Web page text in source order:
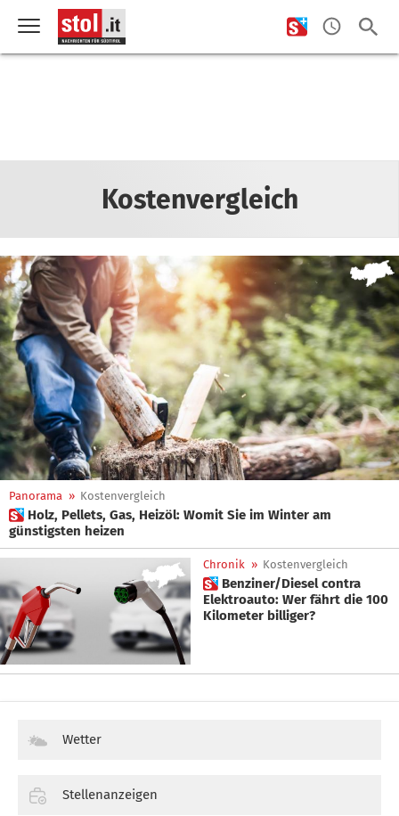
Kostenvergleich
Panorama » Kostenvergleich
 Holz, Pellets, Gas, Heizöl: Womit Sie im Winter am
günstigsten heizen
Chronik » Kostenvergleich
 Benziner/Diesel contra
Elektroauto: Wer fährt die 100
Kilometer billiger?
Wetter
Stellenanzeigen